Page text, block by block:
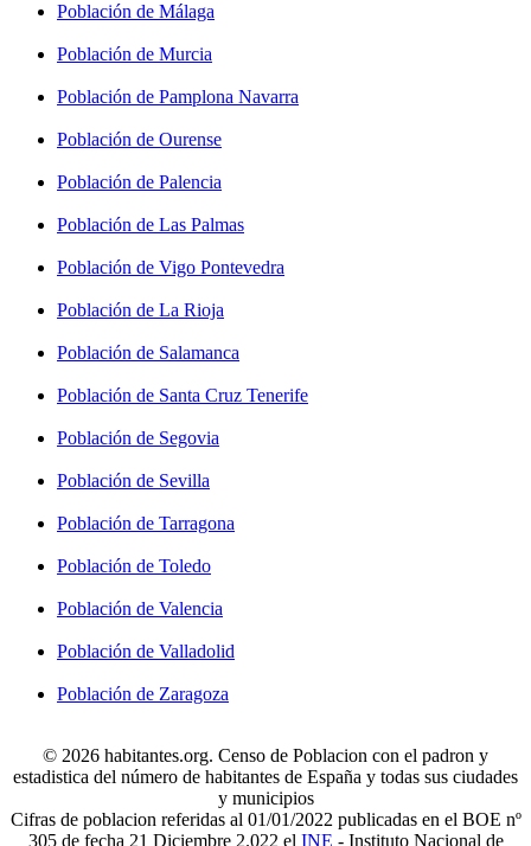
Población de Málaga
Población de Murcia
Población de Pamplona Navarra
Población de Ourense
Población de Palencia
Población de Las Palmas
Población de Vigo Pontevedra
Población de La Rioja
Población de Salamanca
Población de Santa Cruz Tenerife
Población de Segovia
Población de Sevilla
Población de Tarragona
Población de Toledo
Población de Valencia
Población de Valladolid
Población de Zaragoza
© 2026 habitantes.org. Censo de Poblacion con el padron y
estadistica del número de habitantes de España y todas sus ciudades
y municipios
Cifras de poblacion referidas al 01/01/2022 publicadas en el BOE nº
305 de fecha 21 Diciembre 2.022 el INE - Instituto Nacional de